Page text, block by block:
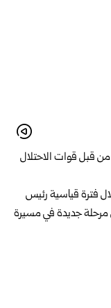
قبل قوات الاحتلال